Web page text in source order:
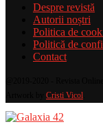
Despre revistă
Autorii noștri
Politica de
Politică de
Contact
Cristi Vicol